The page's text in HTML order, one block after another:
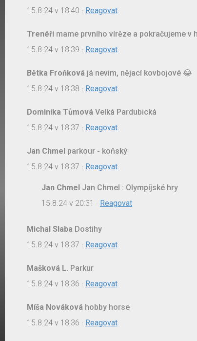
15.8.24 v 18:40 · Reagovat
Trenéři mame prvního vírěze a pokračujeme v
15.8.24 v 18:39 · Reagovat
Bětka Froňková já nevim, nějací kovbojové 😂
15.8.24 v 18:38 · Reagovat
Dominika Tůmová Velká Pardubická
15.8.24 v 18:37 · Reagovat
Jan Chmel parkour - koňský
15.8.24 v 18:37 · Reagovat
Jan Chmel Jan Chmel : Olympíjské hry
15.8.24 v 20:31 · Reagovat
Michal Slaba Dostihy
15.8.24 v 18:37 · Reagovat
Mašková L. Parkur
15.8.24 v 18:36 · Reagovat
Míša Nováková hobby horse
15.8.24 v 18:36 · Reagovat